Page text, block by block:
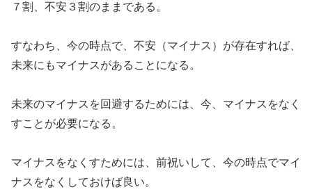
７割、不安３割のままである。
すなわち、今の時点で、不安（マイナス）が存在すれば、
未来にもマイナスがあることになる。
未来のマイナスを回避するためには、今、マイナスをなく
すことが必要になる。
マイナスをなくすためには、前祝いして、今の時点でマイ
ナスをなくしておけば良い。